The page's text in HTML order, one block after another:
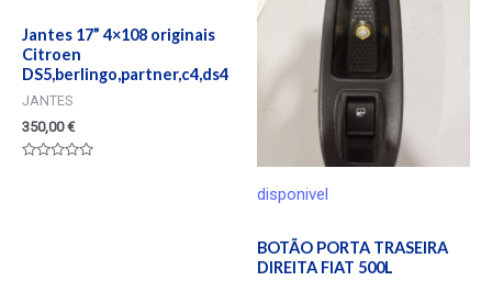
Jantes 17” 4×108 originais
Citroen
DS5,berlingo,partner,c4,ds4
JANTES
350,00€
disponivel
BOTÃO PORTA TRASEIRA
DIREITA FIAT 500L